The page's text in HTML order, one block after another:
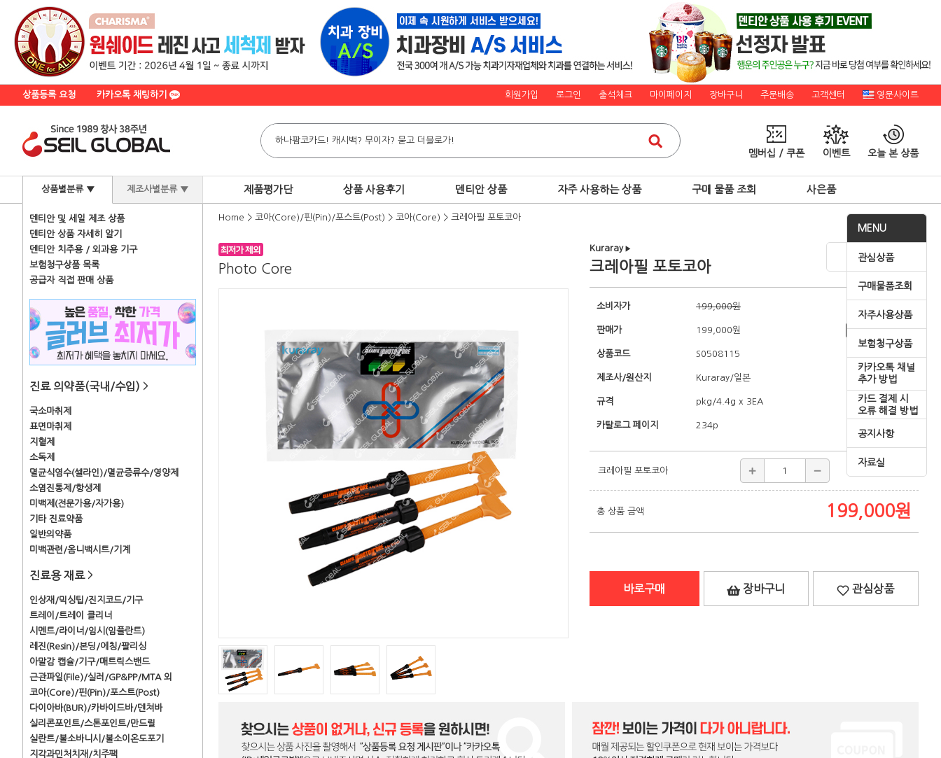
상품등록 요청 카카오톡 채팅하기 회원가입 로그인 출석체크 마이페이지 장바구니 주문배송 고객센터 영문사이트
멤버십 / 쿠폰 이벤트 오늘 본 상품
상품별분류 ▼ 제조사별분류 ▼
덴티안 및 세일 제조 상품
덴티안 상품 자세히 알기
덴티안 치주용 / 외과용 기구
보험청구상품 목록
공급자 직접 판매 상품
진료 의약품(국내/수입) >
국소마취제
표면마취제
지혈제
소독제
멸균식염수(셀라인)/멸균증류수/영양제
소염진통제/항생제
미백제(전문가용/자가용)
기타 진료약품
일반의약품
미백관련/옴니백시트/기계
진료용 재료 >
인상재/믹싱팁/진지코드/기구
트레이/트레이 클리너
시멘트/라이너/임시(임플란트)
레진(Resin)/본딩/에칭/팔리싱
아말감 캡슐/기구/매트릭스밴드
근관파일(File)/실러/GP&PP/MTA 외
코아(Core)/핀(Pin)/포스트(Post)
다이아바(BUR)/카바이드바/덴쳐바
실리콘포인트/스톤포인트/만드릴
실란트/불소바니시/불소이온도포기
지각과민처치재/치주팩
제품평가단 상품 사용후기 덴티안 상품 자주 사용하는 상품 구매 물품 조회 사은품
MENU
관심상품
구매물품조회
자주사용상품
보험청구상품
카카오톡 채널
추가 방법
카드 결제 시
오류 해결 방법
공지사항
자료실
Home > 코아(Core)/핀(Pin)/포스트(Post) > 코아(Core) > 크레아필 포토코아
Photo Core
Kuraray ▶
크레아필 포토코아
소비자가 199,000원
판매가 199,000원 쇼핑혜택
상품코드 S0508115
제조사/원산지 Kuraray/일본
규격 pkg/4.4g x 3EA
카탈로그 페이지 234p
크레아필 포토코아
총 상품 금액 199,000원
바로구매 장바구니 관심상품